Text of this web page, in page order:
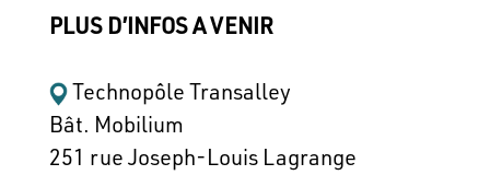
PLUS D’INFOS A VENIR
Technopôle Transalley
Bât. Mobilium
251 rue Joseph-Louis Lagrange